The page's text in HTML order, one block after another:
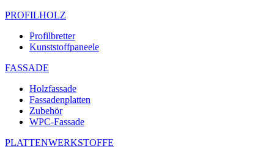
PROFILHOLZ
Profilbretter
Kunststoffpaneele
FASSADE
Holzfassade
Fassadenplatten
Zubehör
WPC-Fassade
PLATTENWERKSTOFFE